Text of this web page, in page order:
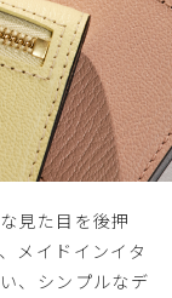
見た目を後押
メイドインイタ
、シンプルなデ